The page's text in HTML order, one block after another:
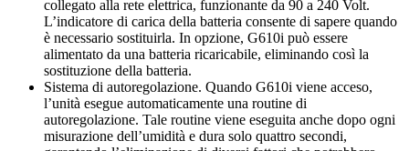
collegato alla rete elettrica, funzionante da 90 a 240 Volt.
L’indicatore di carica della batteria consente di sapere quando
è necessario sostituirla. In opzione, G610i può essere
alimentato da una batteria ricaricabile, eliminando così la
sostituzione della batteria.
Sistema di autoregolazione. Quando G610i viene acceso,
l’unità esegue automaticamente una routine di
autoregolazione. Tale routine viene eseguita anche dopo ogni
misurazione dell’umidità e dura solo quattro secondi,